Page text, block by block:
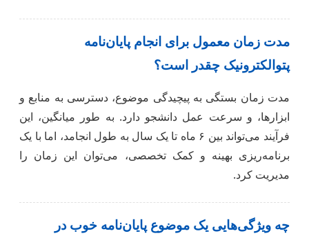
مدت زمان معمول برای انجام پایان‌نامه
پتوالکترونیک چقدر است؟
مدت زمان بستگی به پیچیدگی موضوع، دسترسی به منابع و
ابزارها، و سرعت عمل دانشجو دارد. به طور میانگین، این
فرآیند می‌تواند بین ۶ ماه تا یک سال به طول انجامد، اما با یک
برنامه‌ریزی بهینه و کمک تخصصی، می‌توان این زمان را
مدیریت کرد.
چه ویژگی‌هایی یک موضوع پایان‌نامه خوب در